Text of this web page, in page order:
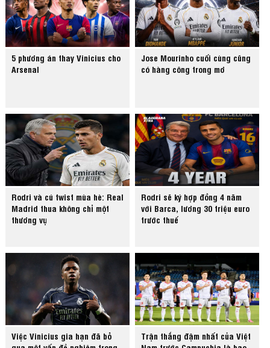
5 phương án thay Vinicius cho
Arsenal
Jose Mourinho cuối cùng cũng
có hàng công trong mơ
Rodri và cú twist mùa hè: Real
Madrid thua không chỉ một
thương vụ
Rodri sẽ ký hợp đồng 4 năm
với Barca, lương 30 triệu euro
trước thuế
Việc Vinicius gia hạn đã bỏ
Trận thắng đậm nhất của Việt